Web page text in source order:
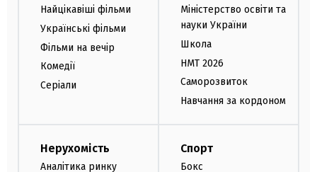
Найцікавіші фільми
Українські фільми
Фільми на вечір
Комедії
Серіали
Міністерство освіти та
науки України
Школа
НМТ 2026
Саморозвиток
Навчання за кордоном
Нерухомість
Аналітика ринку
Спорт
Бокс